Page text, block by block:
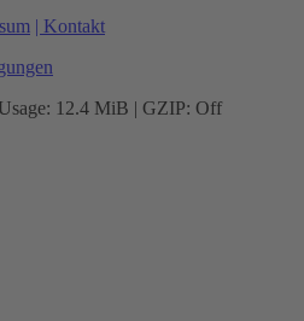
| Kontakt
12.4 MiB | GZIP: Off